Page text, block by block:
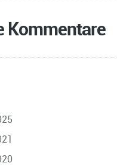
Kommentare